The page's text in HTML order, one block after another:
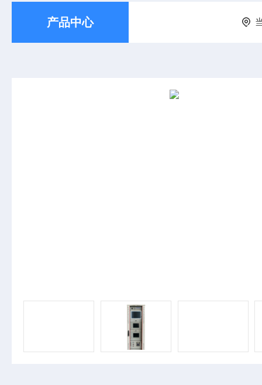
产品中心